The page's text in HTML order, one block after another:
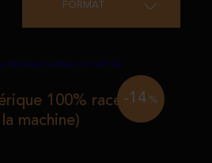
FORMAT
100% race
machine)
-14 %